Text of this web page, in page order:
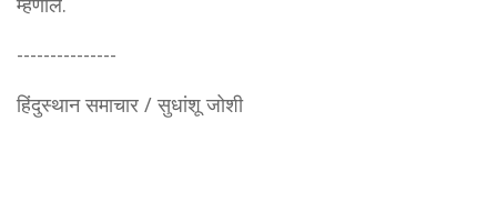
---------------
हिंदुस्थान समाचार / सुधांशू जोशी